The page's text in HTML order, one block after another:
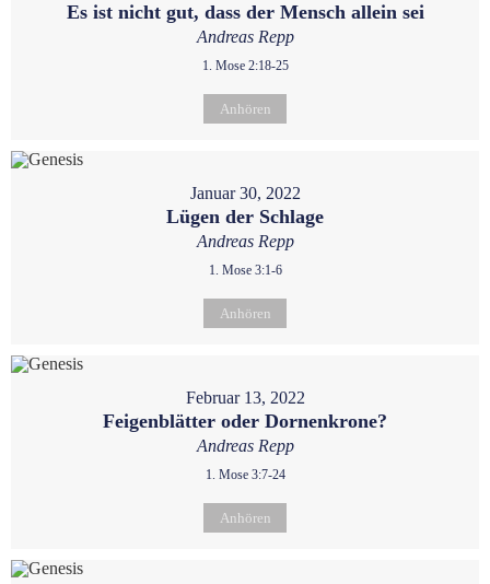
Es ist nicht gut, dass der Mensch allein sei
Andreas Repp
1. Mose 2:18-25
Anhören
Januar 30, 2022
Lügen der Schlage
Andreas Repp
1. Mose 3:1-6
Anhören
Februar 13, 2022
Feigenblätter oder Dornenkrone?
Andreas Repp
1. Mose 3:7-24
Anhören